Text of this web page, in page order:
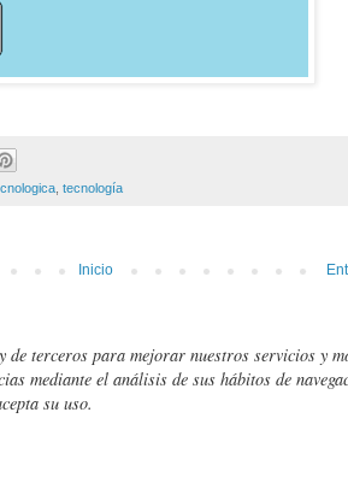
tecnología
Inicio
de terceros para mejorar nuestros servicios y
mediante el análisis de sus hábitos de
su uso.